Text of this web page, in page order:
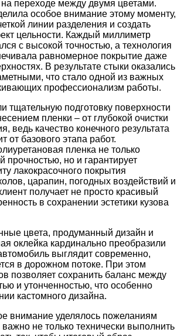
на переходе между двумя цветами.
особое внимание этому моменту,
линии разделения и создать
цельности. Каждый миллиметр
с высокой точностью, а технология
равномерное покрытие даже
В результате стыки оказались
что стало одной из важных
профессионализм работы.
тщательную подготовку поверхности
пленки – от глубокой очистки
ведь качество конечного результата
от базового этапа работ.
пленка не только
прочностью, но и гарантирует
лакокрасочного покрытия
царапин, погодных воздействий и
получает не просто красивый
в сохранении эстетики кузова
цвета, продуманный дизайн и
оклейка кардинально преобразили
выглядит современно,
в дорожном потоке. При этом
позволяет сохранить баланс между
и утонченностью, что особенно
кастомного дизайна.
внимание уделялось пожеланиям
не только технически выполнить